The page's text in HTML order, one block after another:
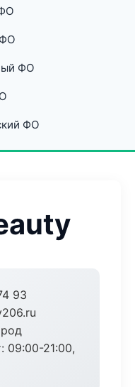
ФО
ФО
93
09:00-21:00,